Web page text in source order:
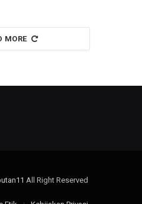
MORE
All Right Reserved